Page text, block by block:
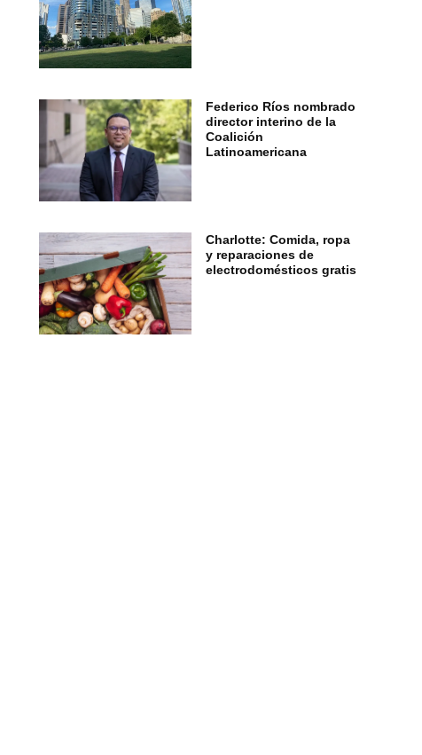
Federico Ríos nombrado
director interino de la
Coalición
Latinoamericana
Charlotte: Comida, ropa
y reparaciones de
electrodomésticos gratis